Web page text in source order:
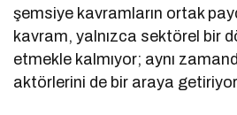
şemsiye kavramların ortak
kavram, yalnızca sektörel bir
etmekle kalmıyor; aynı
aktörlerini de bir araya